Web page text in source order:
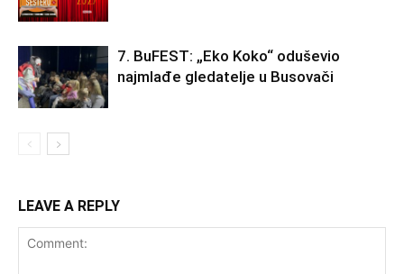
7. BuFEST: „Eko Koko“ oduševio
najmlađe gledatelje u Busovači
LEAVE A REPLY